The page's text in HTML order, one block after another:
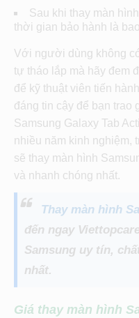
Sau khi thay màn
thời gian bảo hành là
Với người dùng không
tự tháo lắp mà hãy đem
để kỹ thuật viên tiến
đáng tin cậy để bạn trao
Samsung Galaxy Tab
nhiều năm kinh nghiệm,
sẽ thay màn hình
và nhanh chóng nhất.
Thay màn hình
đến ngay
Samsung uy tín,
nhất.
Giá thay màn hình